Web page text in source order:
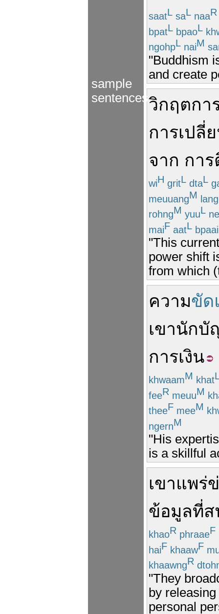
sample
sentences
saatL saL naaR
bpatL bpaoL
ngohpL naiM
"Buddhism
and create
วิกฤตกา
การเปลี่
จาก การ
wiH gritL dtaL
meuuangM lang
rohngM yuuL
maiF aatL bpaai
"This
power shift
from which
ความขัด
เขานักบั
การเงิน
khwaamM khat
feeR meuuM
theeF meeM
ngernM
"His
is a skillful
เขาแพร่
ข้อมูลที่
khaoR phraaeF
haiF khaawF
khaawngR
"They
by
personal